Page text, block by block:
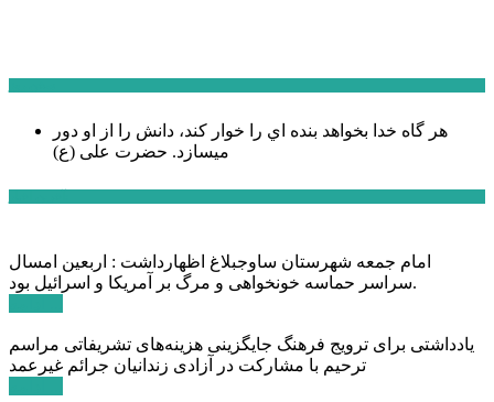
هر گاه خدا بخواهد بنده اي را خوار كند، دانش را از او دور
میسازد. حضرت علی (ع)
امام جمعه شهرستان ساوجبلاغ اظهارداشت : اربعین امسال
سراسر حماسه خونخواهی و مرگ بر آمریکا و اسرائیل بود.
یادداشتی برای ترویج فرهنگ جایگزینی هزینه‌های تشریفاتی مراسم
ترحیم با مشارکت در آزادی زندانیان جرائم غیرعمد